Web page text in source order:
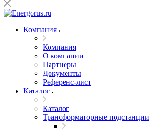
Компания
Компания
О компании
Партнеры
Документы
Референс-лист
Каталог
Каталог
Трансформаторные подстанции